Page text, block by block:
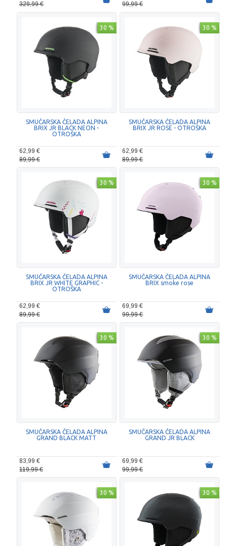
329,99 €
99,99 €
30 %
SMUČARSKA ČELADA ALPINA
BRIX JR BLACK NEON -
OTROŠKA
62,99 €
89,99 €
30 %
SMUČARSKA ČELADA ALPINA
BRIX JR ROSE - OTROŠKA
62,99 €
89,99 €
30 %
SMUČARSKA ČELADA ALPINA
BRIX JR WHITE GRAPHIC -
OTROŠKA
62,99 €
89,99 €
30 %
SMUČARSKA ČELADA ALPINA
BRIX smoke rose
69,99 €
99,99 €
30 %
SMUČARSKA ČELADA ALPINA
GRAND BLACK MATT
83,99 €
119,99 €
30 %
SMUČARSKA ČELADA ALPINA
GRAND JR BLACK
69,99 €
99,99 €
30 % 30 %